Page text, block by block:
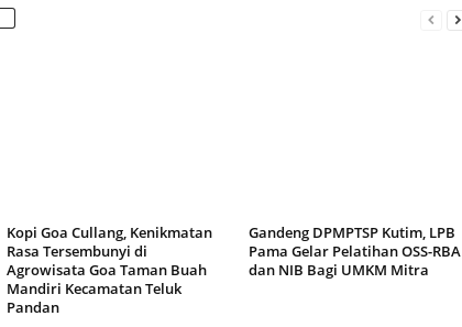
Kopi Goa Cullang, Kenikmatan
Rasa Tersembunyi di
Agrowisata Goa Taman Buah
Mandiri Kecamatan Teluk
Pandan
Gandeng DPMPTSP Kutim, LPB
Pama Gelar Pelatihan OSS-RBA
dan NIB Bagi UMKM Mitra